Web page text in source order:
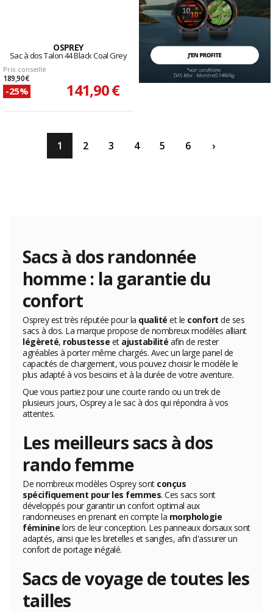
OSPREY
Sac à dos Talon 44 Black Coal Grey
Prix conseillé
189,90 €
-25% 141,90 €
1 2 3 4 5 6 ›
Sacs à dos randonnée
homme : la garantie du
confort
Osprey est très réputée pour la qualité et le confort de ses
sacs à dos. La marque propose de nombreux modèles alliant
légèreté, robustesse et ajustabilité afin de rester
agréables à porter même chargés. Avec un large panel de
capacités de chargement, vous pouvez choisir le modèle le
plus adapté à vos besoins et à la durée de votre aventure.
Que vous partiez pour une courte rando ou un trek de
plusieurs jours, Osprey a le sac à dos qui répondra à vos
attentes.
Les meilleurs sacs à dos
rando femme
De nombreux modèles Osprey sont conçus
spécifiquement pour les femmes. Ces sacs sont
développés pour garantir un confort optimal aux
randonneuses en prenant en compte la morphologie
féminine lors de leur conception. Les panneaux dorsaux sont
adaptés, ainsi que les bretelles et sangles, afin d'assurer un
confort de portage inégalé.
Sacs de voyage de toutes les
tailles